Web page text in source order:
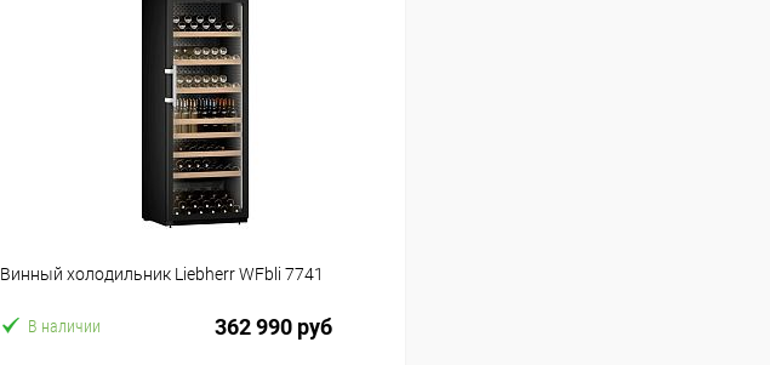
Сравнение
Винный холодильник Liebherr WFbli 7741
В наличии 362 990 руб